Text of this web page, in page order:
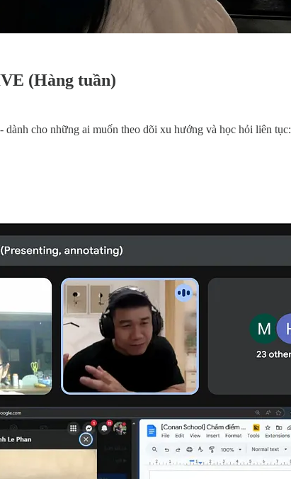
(Hàng tuần)
cho những ai muốn theo dõi xu hướng và học hỏi liên tục: